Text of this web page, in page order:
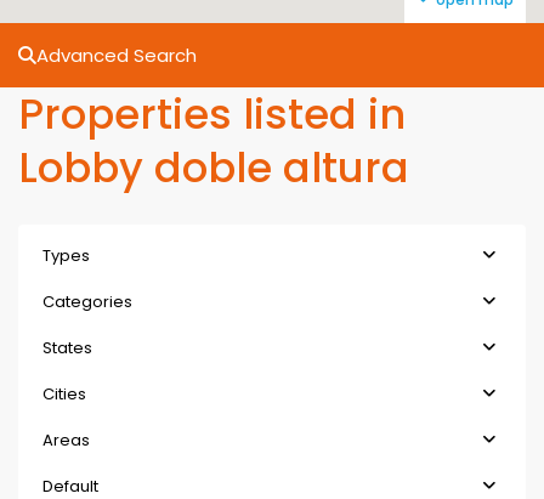
Advanced Search
Properties listed in
Lobby doble altura
Types
Categories
States
Cities
Areas
Default